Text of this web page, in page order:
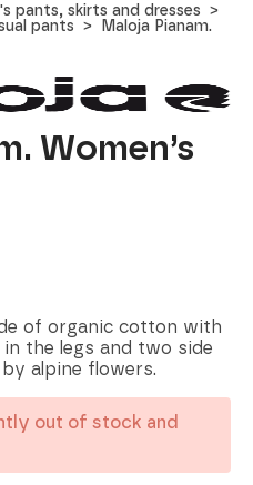
pants, skirts and dresses
pants
Maloja Pianam.
Women’s
of organic cotton with
the legs and two side
alpine flowers.
out of stock and